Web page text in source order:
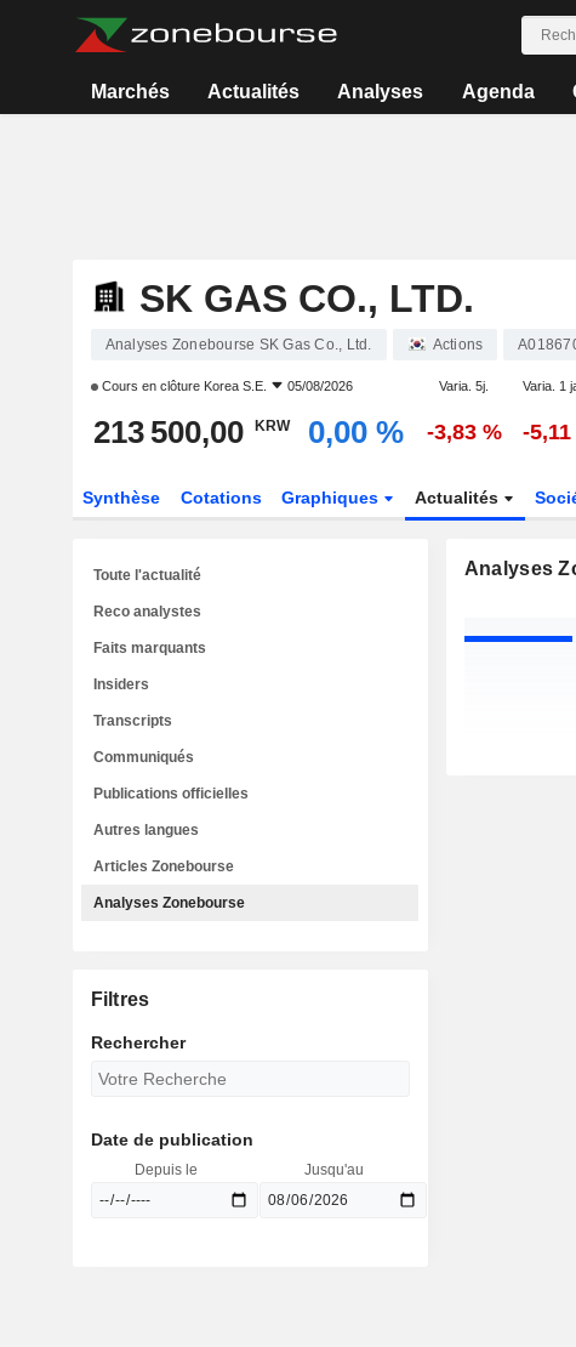
Marchés Actualités Analyses Agenda
SK GAS CO., LTD.
Analyses Zonebourse SK Gas Co., Ltd. Actions
Cours en clôture Korea S.E. 05/08/2026 Varia. 5j. Varia. 1
213 500,00 KRW 0,00 % -3,83 % -5,11
Synthèse Cotations Graphiques Actualités
Analyses
Toute l'actualité
Reco analystes
Faits marquants
Insiders
Transcripts
Communiqués
Publications officielles
Autres langues
Articles Zonebourse
Analyses Zonebourse
Filtres
Rechercher
Date de publication
Depuis le Jusqu'au